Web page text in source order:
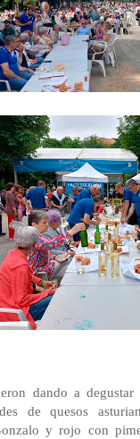
dando a
de quesos
y rojo con